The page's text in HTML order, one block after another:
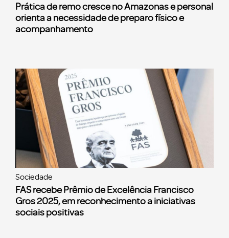
Prática de remo cresce no Amazonas e personal
orienta a necessidade de preparo físico e
acompanhamento
Sociedade
FAS recebe Prêmio de Excelência Francisco
Gros 2025, em reconhecimento a iniciativas
sociais positivas